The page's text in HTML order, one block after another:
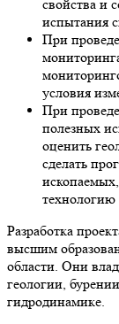
свойства и
испытания
При
условия
При
полезных
оценить
сделать
Разработка
высшим
области. Они
геологии,
гидродинамике.